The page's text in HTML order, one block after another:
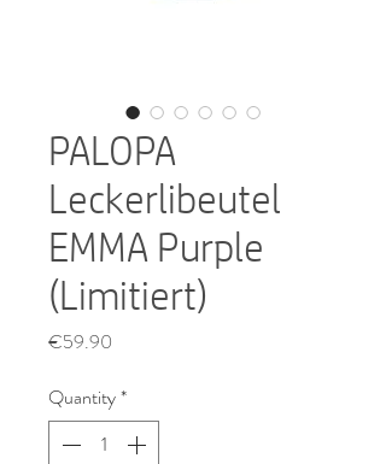
PALOPA
Leckerlibeutel
EMMA Purple
(Limitiert)
€59.90
Quantity*